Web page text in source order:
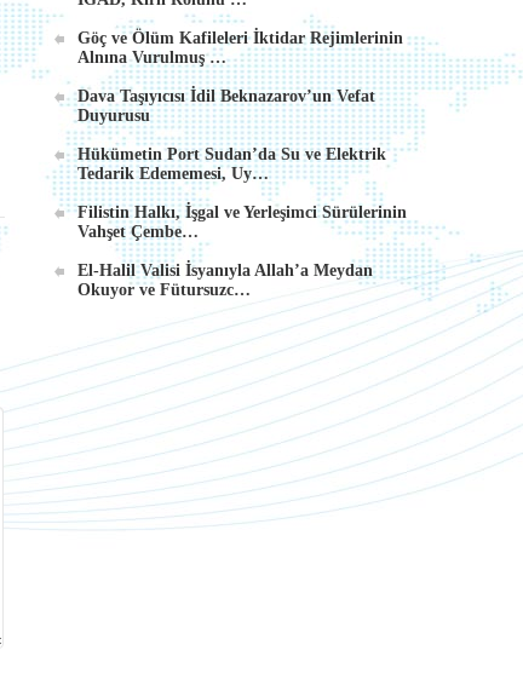
Göç ve Ölüm Kafileleri İktidar Rejimlerinin
Alnına Vurulmuş …
Dava Taşıyıcısı İdil Beknazarov’un Vefat
Duyurusu
Hükümetin Port Sudan’da Su ve Elektrik
Tedarik Edememesi, Uy…
Filistin Halkı, İşgal ve Yerleşimci Sürülerinin
Vahşet Çembe…
El-Halil Valisi İsyanıyla Allah’a Meydan
Okuyor ve Fütursuzc…